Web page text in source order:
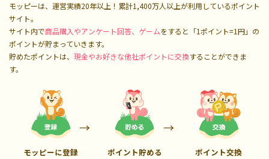
モッピーは、運営実績20年以上！累計1,400万人以上が利用しているポイント
サイト。
サイト内で商品購入やアンケート回答、ゲームをすると「1ポイント=1円」の
ポイントが貯まっていきます。
貯めたポイントは、 現金やお好きな他社ポイントに交換することができま
す。
モッピーに登録 ポイント貯める ポイント交換